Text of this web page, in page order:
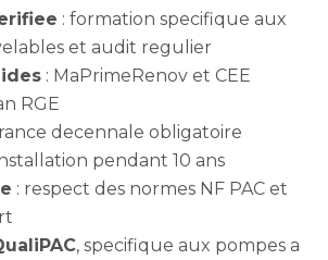
: formation specifique aux
et audit regulier
: MaPrimeRenov et CEE
RGE
decennale obligatoire
pendant 10 ans
: respect des normes NF PAC et
, specifique aux pompes a